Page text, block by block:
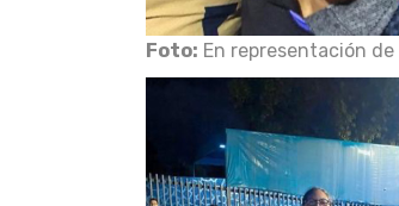
Foto: En representación de